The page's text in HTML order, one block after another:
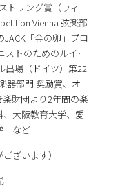
トリング賞（ウィー
Vienna 弦楽部
「金の卵」プロ
ストのためのルイ·
出場（ドイツ）第22
器部門 奨励賞、オ
財団より2年間の楽
大阪教育大学、愛
など
ざいます）